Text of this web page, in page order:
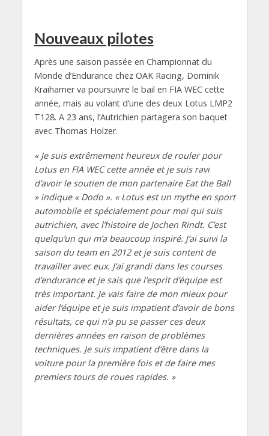
Nouveaux pilotes
Après une saison passée en Championnat du
Monde d’Endurance chez OAK Racing, Dominik
Kraihamer va poursuivre le bail en FIA WEC cette
année, mais au volant d’une des deux Lotus LMP2
T128. A 23 ans, l’Autrichien partagera son baquet
avec Thomas Holzer.
« Je suis extrêmement heureux de rouler pour
Lotus en FIA WEC cette année et je suis ravi
d’avoir le soutien de mon partenaire Eat the Ball
» indique « Dodo ». « Lotus est un mythe en sport
automobile et spécialement pour moi qui suis
autrichien, avec l’histoire de Jochen Rindt. C’est
quelqu’un qui m’a beaucoup inspiré. J’ai suivi la
saison du team en 2012 et je suis content de
travailler avec eux. J’ai grandi dans les courses
d’endurance et je sais que l’esprit d’équipe est
très important. Je vais faire de mon mieux pour
aider l’équipe et je suis impatient d’avoir de bons
résultats, ce qui n’a pu se passer ces deux
dernières années en raison de problèmes
techniques. Je suis impatient d’être dans la
voiture pour la première fois et de faire mes
premiers tours de roues rapides. »